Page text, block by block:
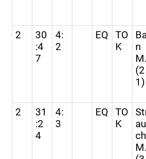
2
30
:4
7
4:
2
EQ
TO
K
n
M.
(2
1)
2
31
:2
4
4:
3
EQ
TO
K
au
ch
M.